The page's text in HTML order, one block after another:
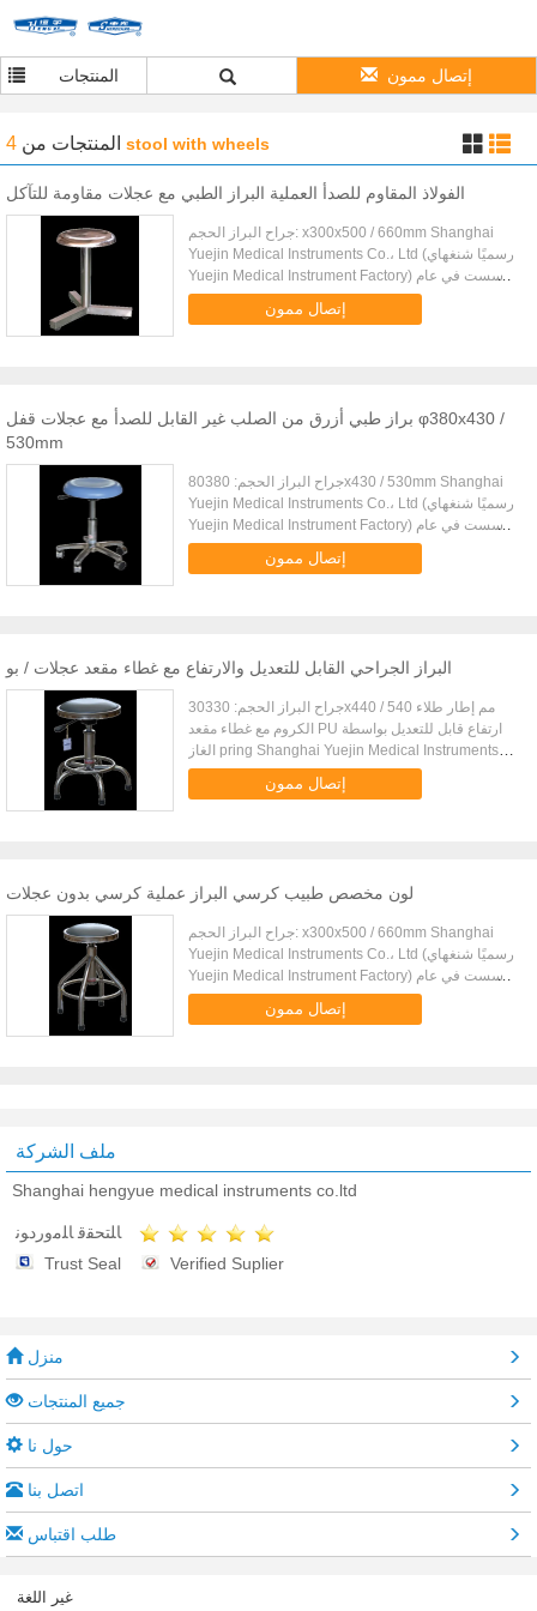
المنتجات إتصال ممون
4 المنتجات من stool with wheels
الفولاذ المقاوم للصدأ العملية البراز الطبي مع عجلات مقاومة للتآكل
جراح البراز الحجم: x300x500 / 660mm Shanghai
Yuejin Medical Instruments Co.، Ltd (رسميًا شنغهاي
Yuejin Medical Instrument Factory) تأسست في عام
1974 ، وتقع الآن في Kangqiao Industrial
Development Zone ، Pudong ...
إتصال ممون
براز طبي أزرق من الصلب غير القابل للصدأ مع عجلات قفل φ380x430 /
530mm
جراح البراز الحجم: 80380x430 / 530mm Shanghai
Yuejin Medical Instruments Co.، Ltd (رسميًا شنغهاي
Yuejin Medical Instrument Factory) تأسست في عام
1974 ، وتقع الآن في Kangqiao Industrial
Development Zone ، Pudong ...
إتصال ممون
البراز الجراحي القابل للتعديل والارتفاع مع غطاء مقعد عجلات / بو
جراح البراز الحجم: 30330x440 / 540 مم إطار طلاء
الكروم مع غطاء مقعد PU ارتفاع قابل للتعديل بواسطة
الغاز pring Shanghai Yuejin Medical Instruments
Co.، Ltd (رسميًا شنغهاي Yuejin Medical Instrument
Factory) تأسست ...
إتصال ممون
لون مخصص طبيب كرسي البراز عملية كرسي بدون عجلات
جراح البراز الحجم: x300x500 / 660mm Shanghai
Yuejin Medical Instruments Co.، Ltd (رسميًا شنغهاي
Yuejin Medical Instrument Factory) تأسست في عام
1974 ، وتقع الآن في Kangqiao Industrial
Development Zone ، Pudong ...
إتصال ممون
ملف الشركة
Shanghai hengyue medical instruments co.ltd
ﺎﻠﺘﺤﻘﻗ ﺎﻠﻣﻭﺭﺩﻮﻧ
Trust Seal
Verified Suplier
منزل
جميع المنتجات
حول نا
اتصل بنا
طلب اقتباس
غير اللغة